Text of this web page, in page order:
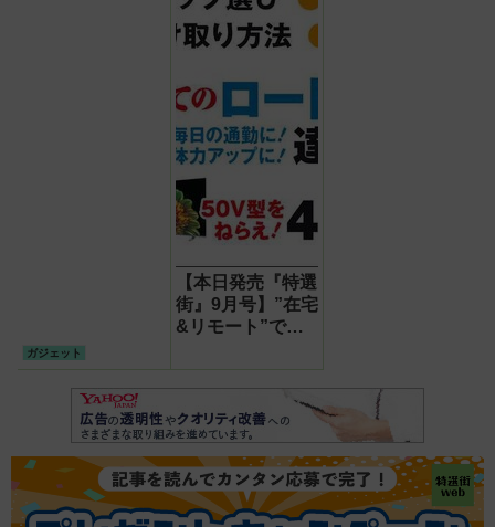
ガジェット
【本日発売『特選
街』9月号】”在宅
&リモート”でで
クニックをご紹
介!